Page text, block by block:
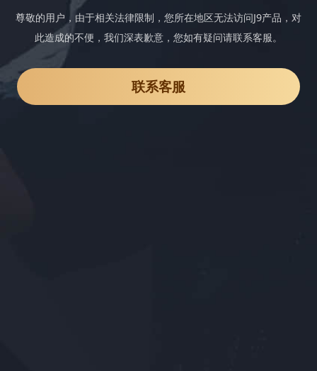
尊敬的用户，由于相关法律限制，您所在地区无法访问J9产品，对
此造成的不便，我们深表歉意，您如有疑问请联系客服。
联系客服